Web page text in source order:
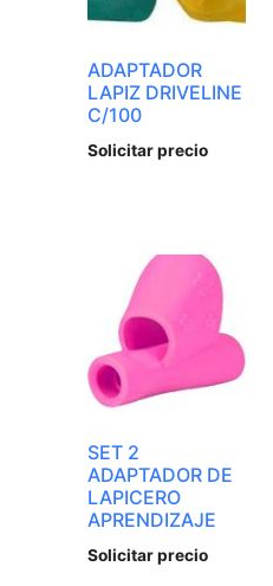
ADAPTADOR
LAPIZ DRIVELINE
C/100
Solicitar precio
SET 2
ADAPTADOR DE
LAPICERO
APRENDIZAJE
Solicitar precio